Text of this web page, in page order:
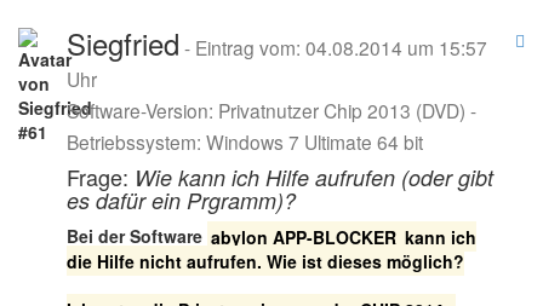
Siegfried - Eintrag vom: 04.08.2014 um 15:57
Uhr
Software-Version: Privatnutzer Chip 2013 (DVD) -
Betriebssystem: Windows 7 Ultimate 64 bit
Frage: Wie kann ich Hilfe aufrufen (oder gibt
es dafür ein Prgramm)?
Bei der Software abylon APP-BLOCKER kann ich
die Hilfe nicht aufrufen. Wie ist dieses möglich?